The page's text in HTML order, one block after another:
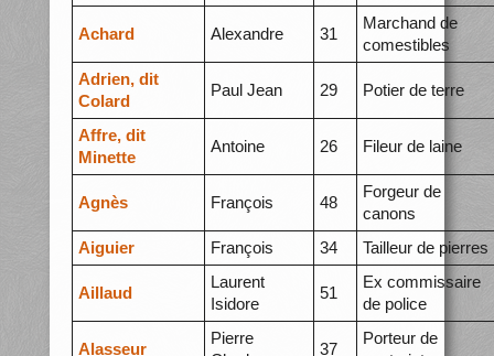
Achard Alexandre 31
Marchand de
comestibles
Adrien, dit
Colard
Paul Jean 29 Potier de terre
Affre, dit
Minette
Antoine 26 Fileur de laine
Agnès François 48
Forgeur de
canons
Aiguier
François 34 Tailleur de pierres
Aillaud
Laurent
Isidore
51
Ex commissaire
de police
Alasseur
Pierre
37
Porteur de